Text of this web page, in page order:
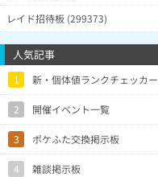
レイド招待板 (299373)
人気記事
1 新・個体値ランクチェッカー
2 開催イベント一覧
3 ポケふた交換掲示板
4 雑談掲示板